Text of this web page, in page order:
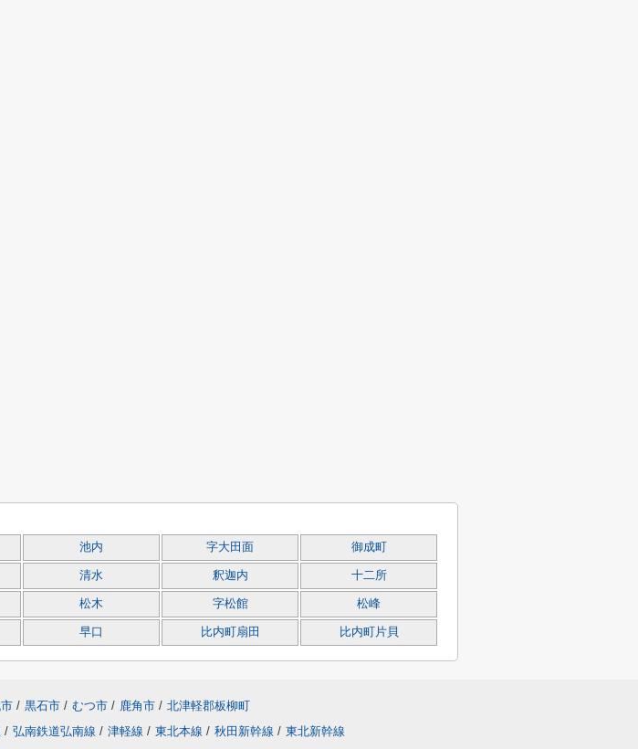
池内 字大田面 御成町
清水 釈迦内 十二所
松木 字松館 松峰
早口 比内町扇田 比内町片貝
/ 黒石市 / むつ市 / 鹿角市 / 北津軽郡板柳町
/ 弘南鉄道弘南線 / 津軽線 / 東北本線 / 秋田新幹線 / 東北新幹線